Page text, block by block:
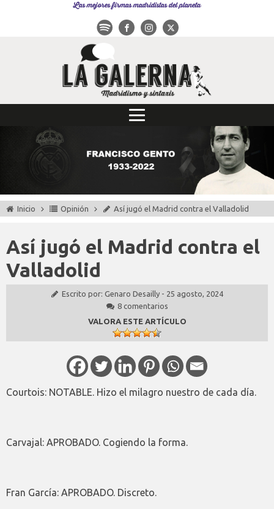
Las mejores firmas madridistas del planeta
Inicio Opinión Así jugó el Madrid contra el Valladolid
Así jugó el Madrid contra el
Valladolid
Escrito por: Genaro Desailly - 25 agosto, 2024
8 comentarios
VALORA ESTE ARTÍCULO
Courtois: NOTABLE. Hizo el milagro nuestro de cada día.
Carvajal: APROBADO. Cogiendo la forma.
Fran García: APROBADO. Discreto.